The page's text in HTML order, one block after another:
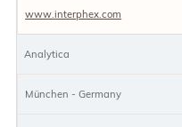
www.interphex.com
Analytica
München - Germany